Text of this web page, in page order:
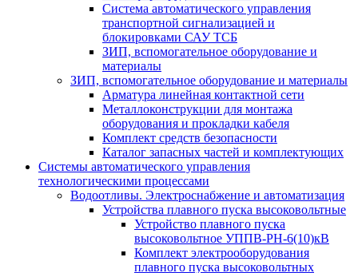
Система автоматического управления
транспортной сигнализацией и
блокировками САУ ТСБ
ЗИП, вспомогательное оборудование и
материалы
ЗИП, вспомогательное оборудование и материалы
Арматура линейная контактной сети
Металлоконструкции для монтажа
оборудования и прокладки кабеля
Комплект средств безопасности
Каталог запасных частей и комплектующих
Системы автоматического управления
технологическими процессами
Водоотливы. Электроснабжение и автоматизация
Устройства плавного пуска высоковольтные
Устройство плавного пуска
высоковольтное УППВ-РН-6(10)кВ
Комплект электрооборудования
плавного пуска высоковольтных